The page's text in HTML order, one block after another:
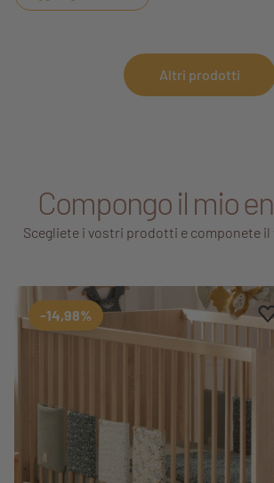
Altri prodotti
Compongo il mio
Scegliete i vostri prodotti e componete
-14,98%